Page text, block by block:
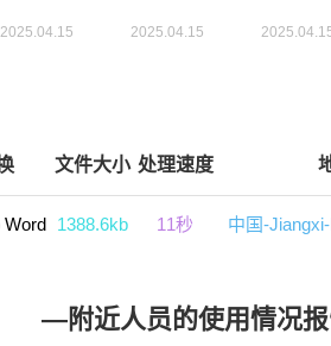
文件大小 处理速度
Word 1388.6kb 11秒 中国-
—附近人员的使用情况